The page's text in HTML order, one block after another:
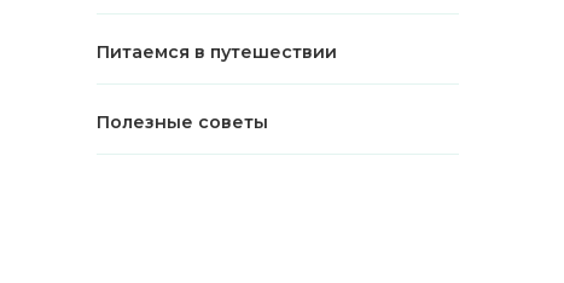
Питаемся в путешествии
Полезные советы